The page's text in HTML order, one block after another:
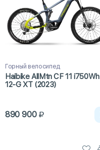
Горный велосипед
Haibike AllMtn CF 11 i750Wh
12-G XT (2023)
890 900